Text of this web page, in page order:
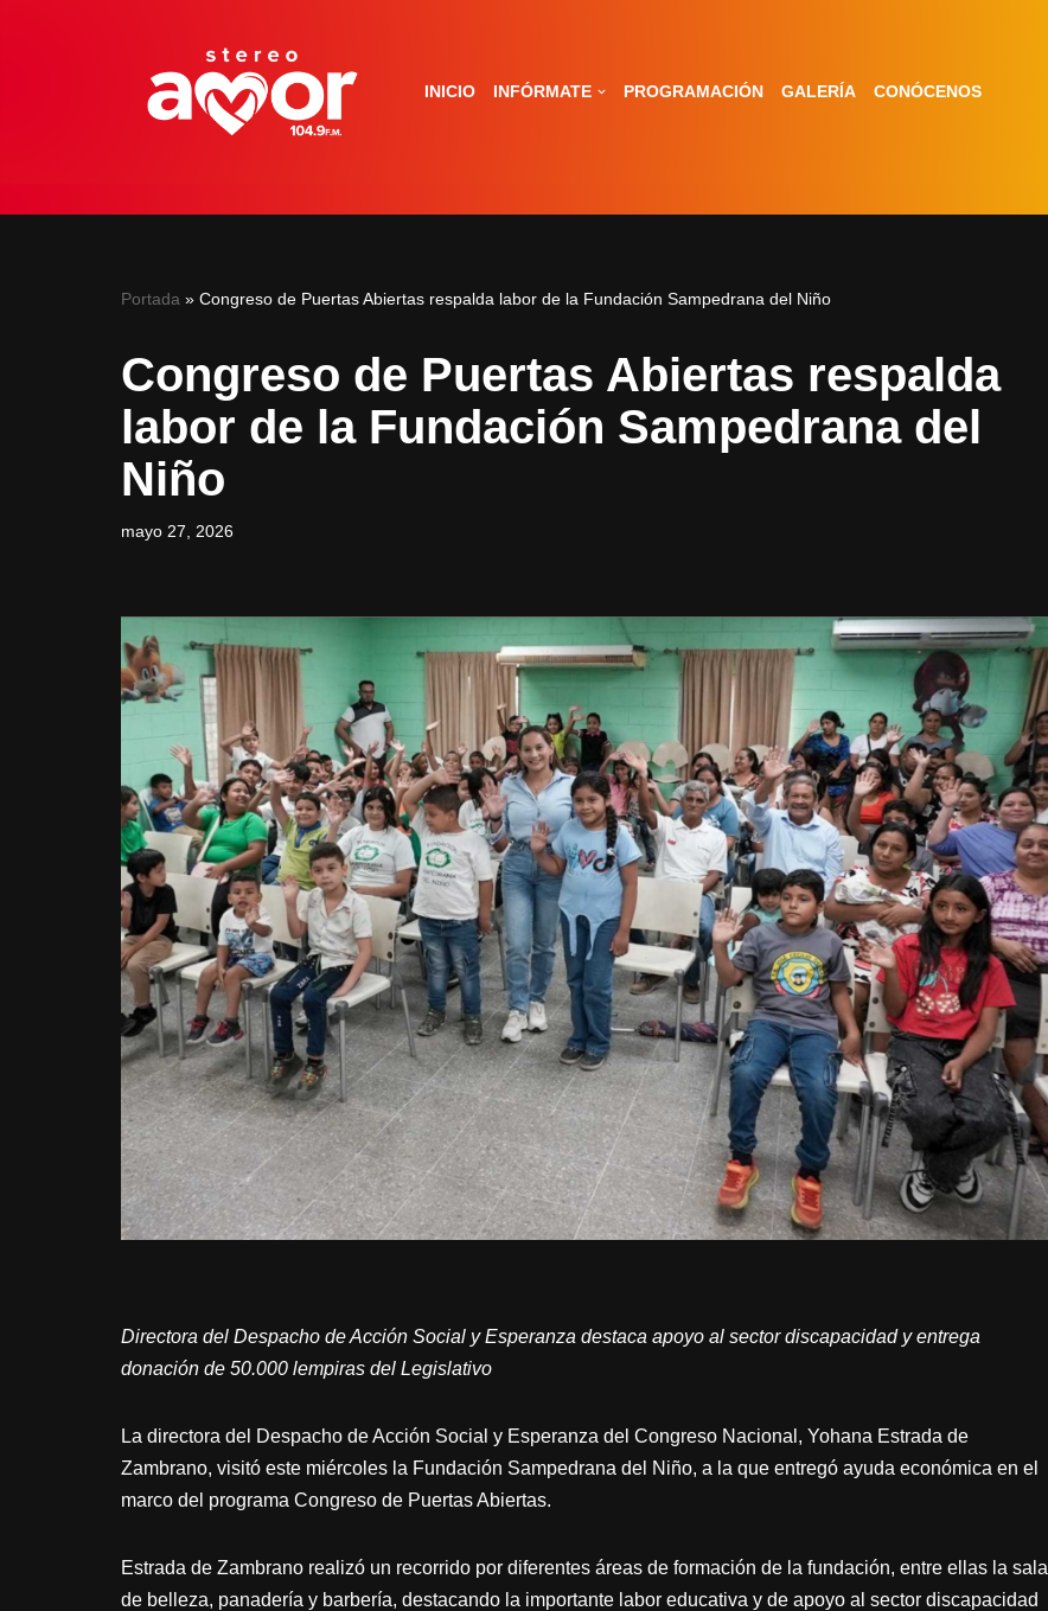
INICIO INFÓRMATE PROGRAMACIÓN GALERÍA CONÓCENOS
Portada » Congreso de Puertas Abiertas respalda labor de la Fundación Sampedrana del Niño
Congreso de Puertas Abiertas respalda
labor de la Fundación Sampedrana del
Niño
mayo 27, 2026
Directora del Despacho de Acción Social y Esperanza destaca apoyo al sector discapacidad y entrega
donación de 50.000 lempiras del Legislativo
La directora del Despacho de Acción Social y Esperanza del Congreso Nacional, Yohana Estrada de
Zambrano, visitó este miércoles la Fundación Sampedrana del Niño, a la que entregó ayuda económica en el
marco del programa Congreso de Puertas Abiertas.
Estrada de Zambrano realizó un recorrido por diferentes áreas de formación de la fundación, entre ellas la sala
de belleza, panadería y barbería, destacando la importante labor educativa y de apoyo al sector discapacidad